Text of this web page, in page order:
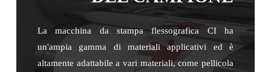
La macchina da stampa flessografica CI ha
un'ampia gamma di materiali applicativi ed è
altamente adattabile a vari materiali, come pellicola